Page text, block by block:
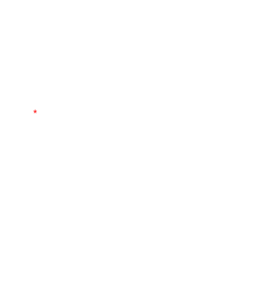
*Hacemos un trato totalmente respetuoso de tus